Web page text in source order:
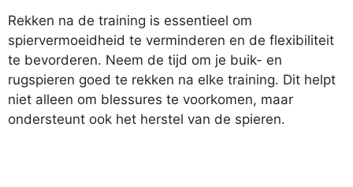
Rekken na de training is essentieel om
spiervermoeidheid te verminderen en de flexibiliteit
te bevorderen. Neem de tijd om je buik- en
rugspieren goed te rekken na elke training. Dit helpt
niet alleen om blessures te voorkomen, maar
ondersteunt ook het herstel van de spieren.